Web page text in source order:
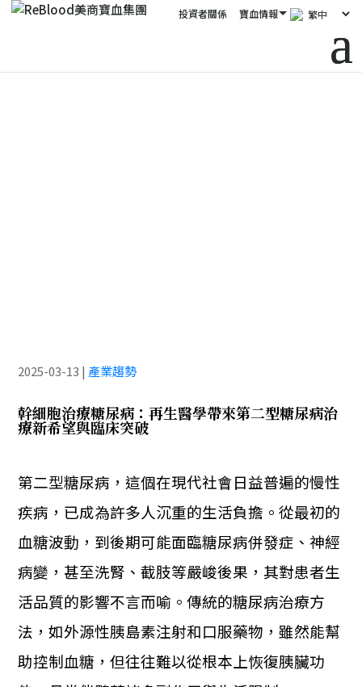
投資者關係 寶血情報
2025-03-13 | 產業趨勢
幹細胞治療糖尿病：再生醫學帶來第二型糖尿病治
療新希望與臨床突破
第二型糖尿病，這個在現代社會日益普遍的慢性
疾病，已成為許多人沉重的生活負擔。從最初的
血糖波動，到後期可能面臨糖尿病併發症、神經
病變，甚至洗腎、截肢等嚴峻後果，其對患者生
活品質的影響不言而喻。傳統的糖尿病治療方
法，如外源性胰島素注射和口服藥物，雖然能幫
助控制血糖，但往往難以從根本上恢復胰臟功